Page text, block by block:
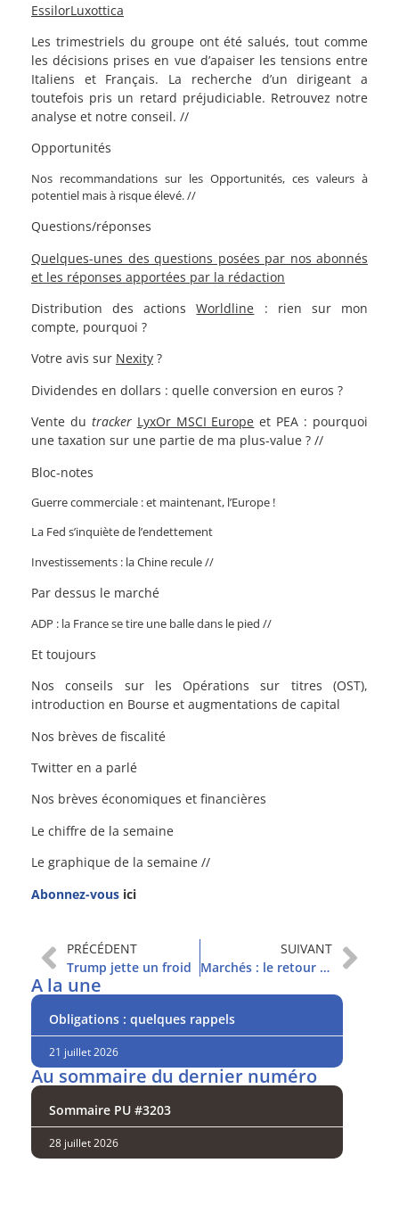
EssilorLuxottica
Les trimestriels du groupe ont été salués, tout comme
les décisions prises en vue d’apaiser les tensions entre
Italiens et Français. La recherche d’un dirigeant a
toutefois pris un retard préjudiciable. Retrouvez notre
analyse et notre conseil. //
Opportunités
Nos recommandations sur les Opportunités, ces valeurs à
potentiel mais à risque élevé. //
Questions/réponses
Quelques-unes des questions posées par nos abonnés
et les réponses apportées par la rédaction
Distribution des actionsWorldline : rien sur mon
compte, pourquoi ?
Votre avis sur Nexity ?
Dividendes en dollars : quelle conversion en euros ?
Vente du tracker LyxOr MSCI Europe et PEA : pourquoi
une taxation sur une partie de ma plus-value ? //
Bloc-notes
Guerre commerciale : et maintenant, l’Europe !
La Fed s’inquiète de l’endettement
Investissements : la Chine recule //
Par dessus le marché
ADP : la France se tire une balle dans le pied //
Et toujours
Nos conseils sur les Opérations sur titres (OST),
introduction en Bourse et augmentations de capital
Nos brèves de fiscalité
Twitter en a parlé
Nos brèves économiques et financières
Le chiffre de la semaine
Le graphique de la semaine //
Abonnez-vous ici
PRÉCÉDENT
Trump jette un froid
SUIVANT
Marchés : le retour de la guerre commerciale
A la une
Obligations : quelques rappels
21 juillet 2026
Au sommaire du dernier numéro
Sommaire PU #3203
28 juillet 2026